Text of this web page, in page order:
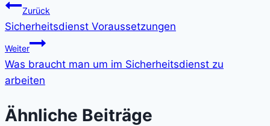
Zurück
Sicherheitsdienst Voraussetzungen
Weiter
Was braucht man um im Sicherheitsdienst zu
arbeiten
Ähnliche Beiträge